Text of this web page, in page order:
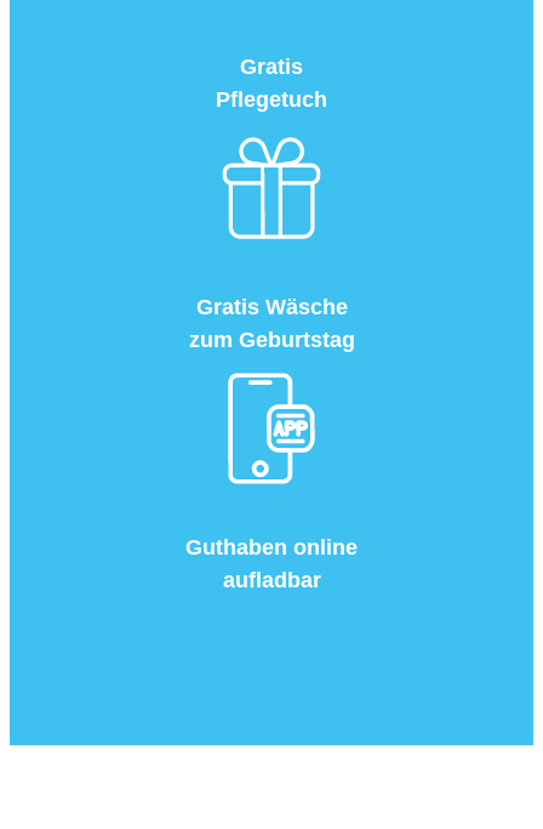
Gratis
Pflegetuch
Gratis Wäsche
zum Geburtstag
Guthaben online
aufladbar